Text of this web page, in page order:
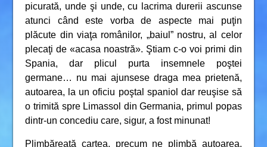
picurată, unde şi unde, cu lacrima durerii ascunse
atunci când este vorba de aspecte mai puţin
plăcute din viaţa românilor, „baiul” nostru, al celor
plecaţi de «acasa noastră». Ştiam c-o voi primi din
Spania, dar plicul purta insemnele poştei
germane… nu mai ajunsese draga mea prietenă,
autoarea, la un oficiu poştal spaniol dar reuşise să
o trimită spre Limassol din Germania, primul popas
dintr-un concediu care, sigur, a fost minunat!
Plimbăreaţă cartea, precum ne plimbă autoarea,